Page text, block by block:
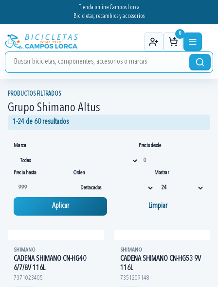
Tienda online Campos Lorca
Bicicletas, recambios y accesorios
0
PRODUCTOS FILTRADOS
Grupo Shimano Altus
1-24 de 60 resultados
Marca Precio desde
Precio hasta Orden Mostrar
Aplicar Limpiar
SHIMANO
CADENA SHIMANO CN-HG40
6/7/8V 116L
7371023405
SHIMANO
CADENA SHIMANO CN-HG53 9V
116L
7351209148